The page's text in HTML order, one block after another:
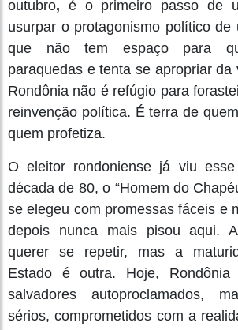
outubro, é o primeiro passo de
usurpar o protagonismo político de
que não tem espaço para
paraquedas e tenta se apropriar da
Rondônia não é refúgio para
reinvenção política. É terra de
quem profetiza.
O eleitor rondoniense já viu
década de 80, o “Homem do
se elegeu com promessas fáceis e
depois nunca mais pisou aqui.
querer se repetir, mas a
Estado é outra. Hoje,
salvadores autoproclamados,
sérios, comprometidos com a